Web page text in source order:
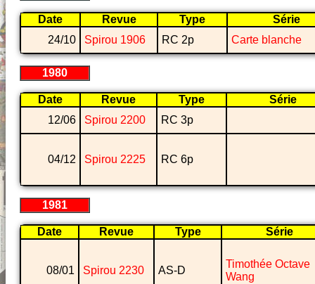
Date Revue Type
Série
24/10
Spirou 1906 RC 2p Carte blanche
1980
Date Revue Type
Série
12/06
Spirou 2200 RC 3p
04/12 Spirou 2225 RC 6p
1981
Date Revue Type Série
08/01 Spirou 2230 AS-D
Timothée Octave
Wang